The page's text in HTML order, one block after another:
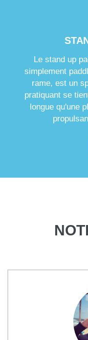
Le stand up
simplement
rame, est un
pratiquant se
longue qu'une